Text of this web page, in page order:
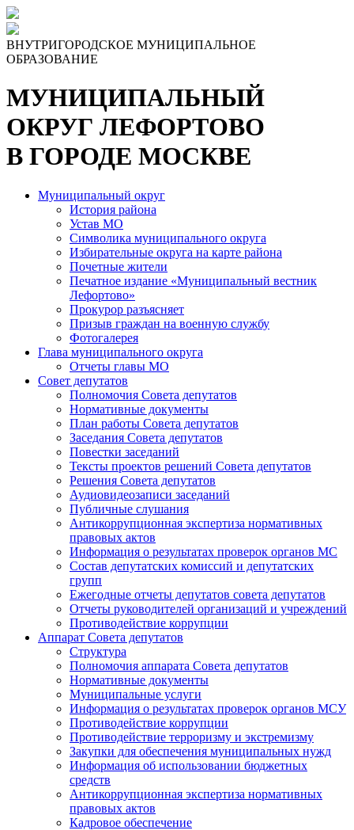
ВНУТРИГОРОДСКОЕ МУНИЦИПАЛЬНОЕ
ОБРАЗОВАНИЕ
МУНИЦИПАЛЬНЫЙ
ОКРУГ ЛЕФОРТОВО
В ГОРОДЕ МОСКВЕ
Муниципальный округ
История района
Устав МО
Символика муниципального округа
Избирательные округа на карте района
Почетные жители
Печатное издание «Муниципальный вестник
Лефортово»
Прокурор разъясняет
Призыв граждан на военную службу
Фотогалерея
Глава муниципального округа
Отчеты главы МО
Совет депутатов
Полномочия Совета депутатов
Нормативные документы
План работы Совета депутатов
Заседания Cовета депутатов
Повестки заседаний
Тексты проектов решений Совета депутатов
Решения Совета депутатов
Аудиовидеозаписи заседаний
Публичные слушания
Антикоррупционная экспертиза нормативных
правовых актов
Информация о результатах проверок органов МС
Состав депутатских комиссий и депутатских
групп
Ежегодные отчеты депутатов совета депутатов
Отчеты руководителей организаций и учреждений
Противодействие коррупции
Аппарат Совета депутатов
Структура
Полномочия аппарата Совета депутатов
Нормативные документы
Муниципальные услуги
Информация о результатах проверок органов МСУ
Противодействие коррупции
Противодействие терроризму и экстремизму
Закупки для обеспечения муниципальных нужд
Информация об использовании бюджетных
средств
Антикоррупционная экспертиза нормативных
правовых актов
Кадровое обеспечение